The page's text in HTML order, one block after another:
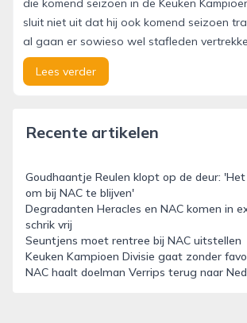
die komend seizoen in de Keuken
sluit niet uit dat hij ook komend seizoen
al gaan er sowieso wel stafleden
Lees verder
Recente artikelen
Goudhaantje Reulen klopt op de deur:
om bij NAC te blijven'
Degradanten Heracles en NAC komen in
schrik vrij
Seuntjens moet rentree bij NAC uitstellen
Keuken Kampioen Divisie gaat zonder
NAC haalt doelman Verrips terug naar